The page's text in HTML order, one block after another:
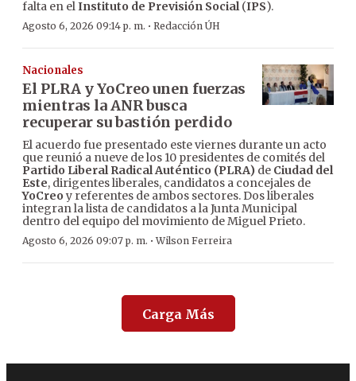
falta en elInstituto de Previsión Social(IPS).
Agosto 6, 2026 09:14 p. m. · Redacción ÚH
Nacionales
El PLRA y YoCreo unen fuerzas
mientras la ANR busca
recuperar su bastión perdido
El acuerdo fue presentado este viernes durante un acto
que reunió a nueve de los 10 presidentes de comités del
Partido Liberal Radical Auténtico (PLRA) de Ciudad del
Este, dirigentes liberales, candidatos a concejales de
YoCreo y referentes de ambos sectores. Dos liberales
integran la lista de candidatos a la Junta Municipal
dentro del equipo del movimiento de Miguel Prieto.
Agosto 6, 2026 09:07 p. m. ·Wilson Ferreira
Carga Más